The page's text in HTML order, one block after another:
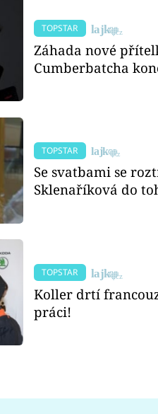
TOPSTAR
Záhada nové
Cumberbatcha
TOPSTAR
Se svatbami se
Sklenaříková do
TOPSTAR
Koller drtí
práci!